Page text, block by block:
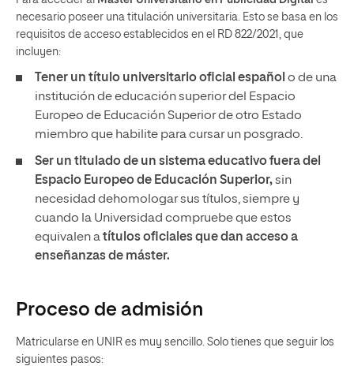
necesario poseer una titulación universitaria. Esto se basa en los
requisitos de acceso establecidos en el RD 822/2021, que
incluyen:
Tener un título universitario oficial español o de una
institución de educación superior del Espacio
Europeo de Educación Superior de otro Estado
miembro que habilite para cursar un posgrado.
Ser un titulado de un sistema educativo fuera del
Espacio Europeo de Educación Superior,sin
necesidad dehomologar sus títulos, siempre y
cuando la Universidad compruebe que estos
equivalen atítulos oficiales que dan acceso a
enseñanzas de máster.
Proceso de admisión
Matricularse en UNIR es muy sencillo. Solo tienes que seguir los
siguientes pasos: